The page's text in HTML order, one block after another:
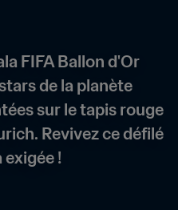
FIFA Ballon d'Or
de la planète
sur le tapis rouge
Revivez ce défilé
exigée !